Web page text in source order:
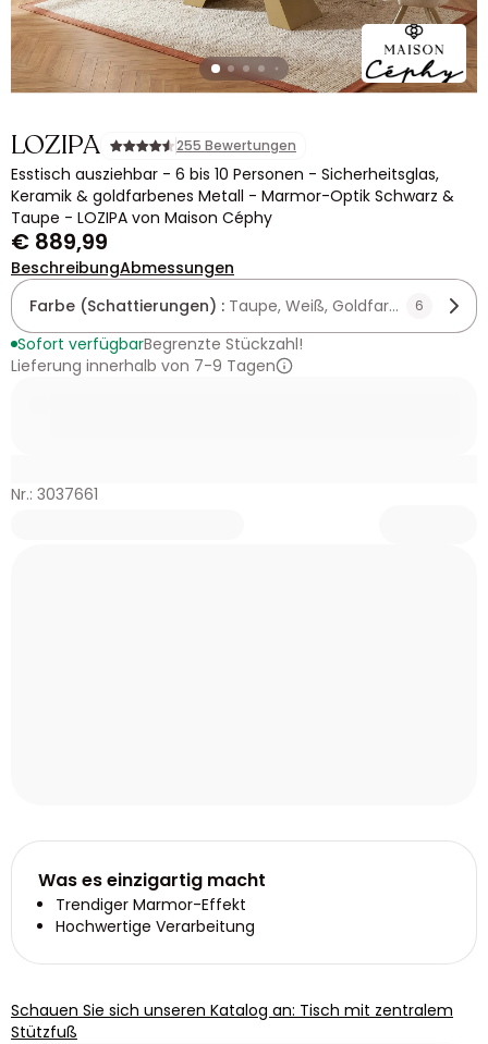
LOZIPA 255 Bewertungen
Esstisch ausziehbar - 6 bis 10 Personen - Sicherheitsglas,
Keramik & goldfarbenes Metall - Marmor-Optik Schwarz &
Taupe - LOZIPA von Maison Céphy
€ 889,99
BeschreibungAbmessungen
Farbe (Schattierungen) : Taupe, Weiß, Goldfarben6
Sofort verfügbarBegrenzte Stückzahl!
Lieferung innerhalb von 7-9 Tagen
Nr.: 3037661
Was es einzigartig macht
Trendiger Marmor-Effekt
Hochwertige Verarbeitung
Schauen Sie sich unseren Katalog an: Tisch mit zentralem
Stützfuß